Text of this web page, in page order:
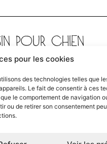
pour les cookies
des technologies telles que
Le fait de consentir à ces
le comportement de navigation
ou de retirer son consentement
POUR CHIEN
confort nécessaire pour
pourra se blottir.
garnissage a